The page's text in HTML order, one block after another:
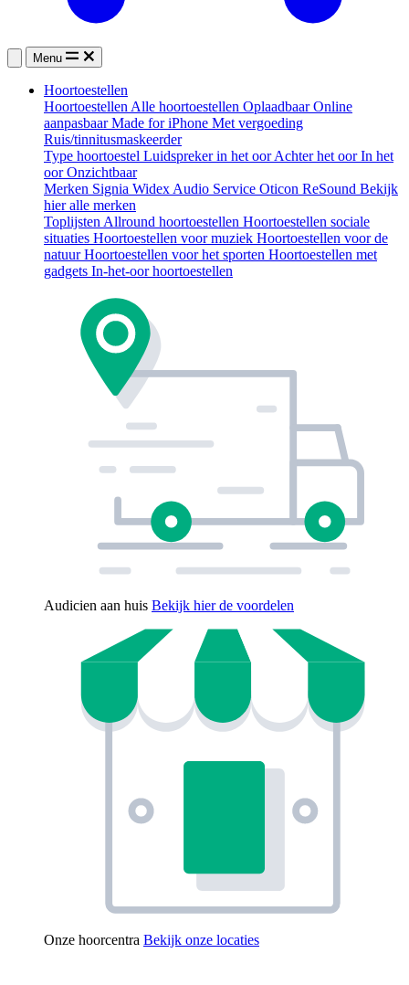
Menu
Hoortoestellen
Hoortoestellen Alle hoortoestellen OplaadbaarOnline
aanpasbaarMade for iPhone Met vergoeding
Ruis/tinnitusmaskeerder
Type hoortoestel Luidspreker in het oorAchter het oorIn het
oorOnzichtbaar
Merken Signia Widex Audio Service Oticon ReSound Bekijk
hier alle merken
Toplijsten Allround hoortoestellen Hoortoestellen sociale
situaties Hoortoestellen voor muziek Hoortoestellen voor de
natuurHoortoestellen voor het sporten Hoortoestellen met
gadgets In-het-oor hoortoestellen
Audicien aan huis Bekijk hier de voordelen
Onze hoorcentra Bekijk onze locaties